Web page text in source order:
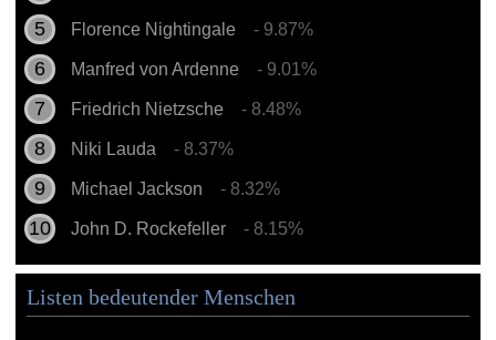
Florence Nightingale - 9.87%
Manfred von Ardenne - 9.01%
Friedrich Nietzsche - 8.48%
Niki Lauda - 8.37%
Michael Jackson - 8.32%
John D. Rockefeller - 8.15%
Listen bedeutender Menschen